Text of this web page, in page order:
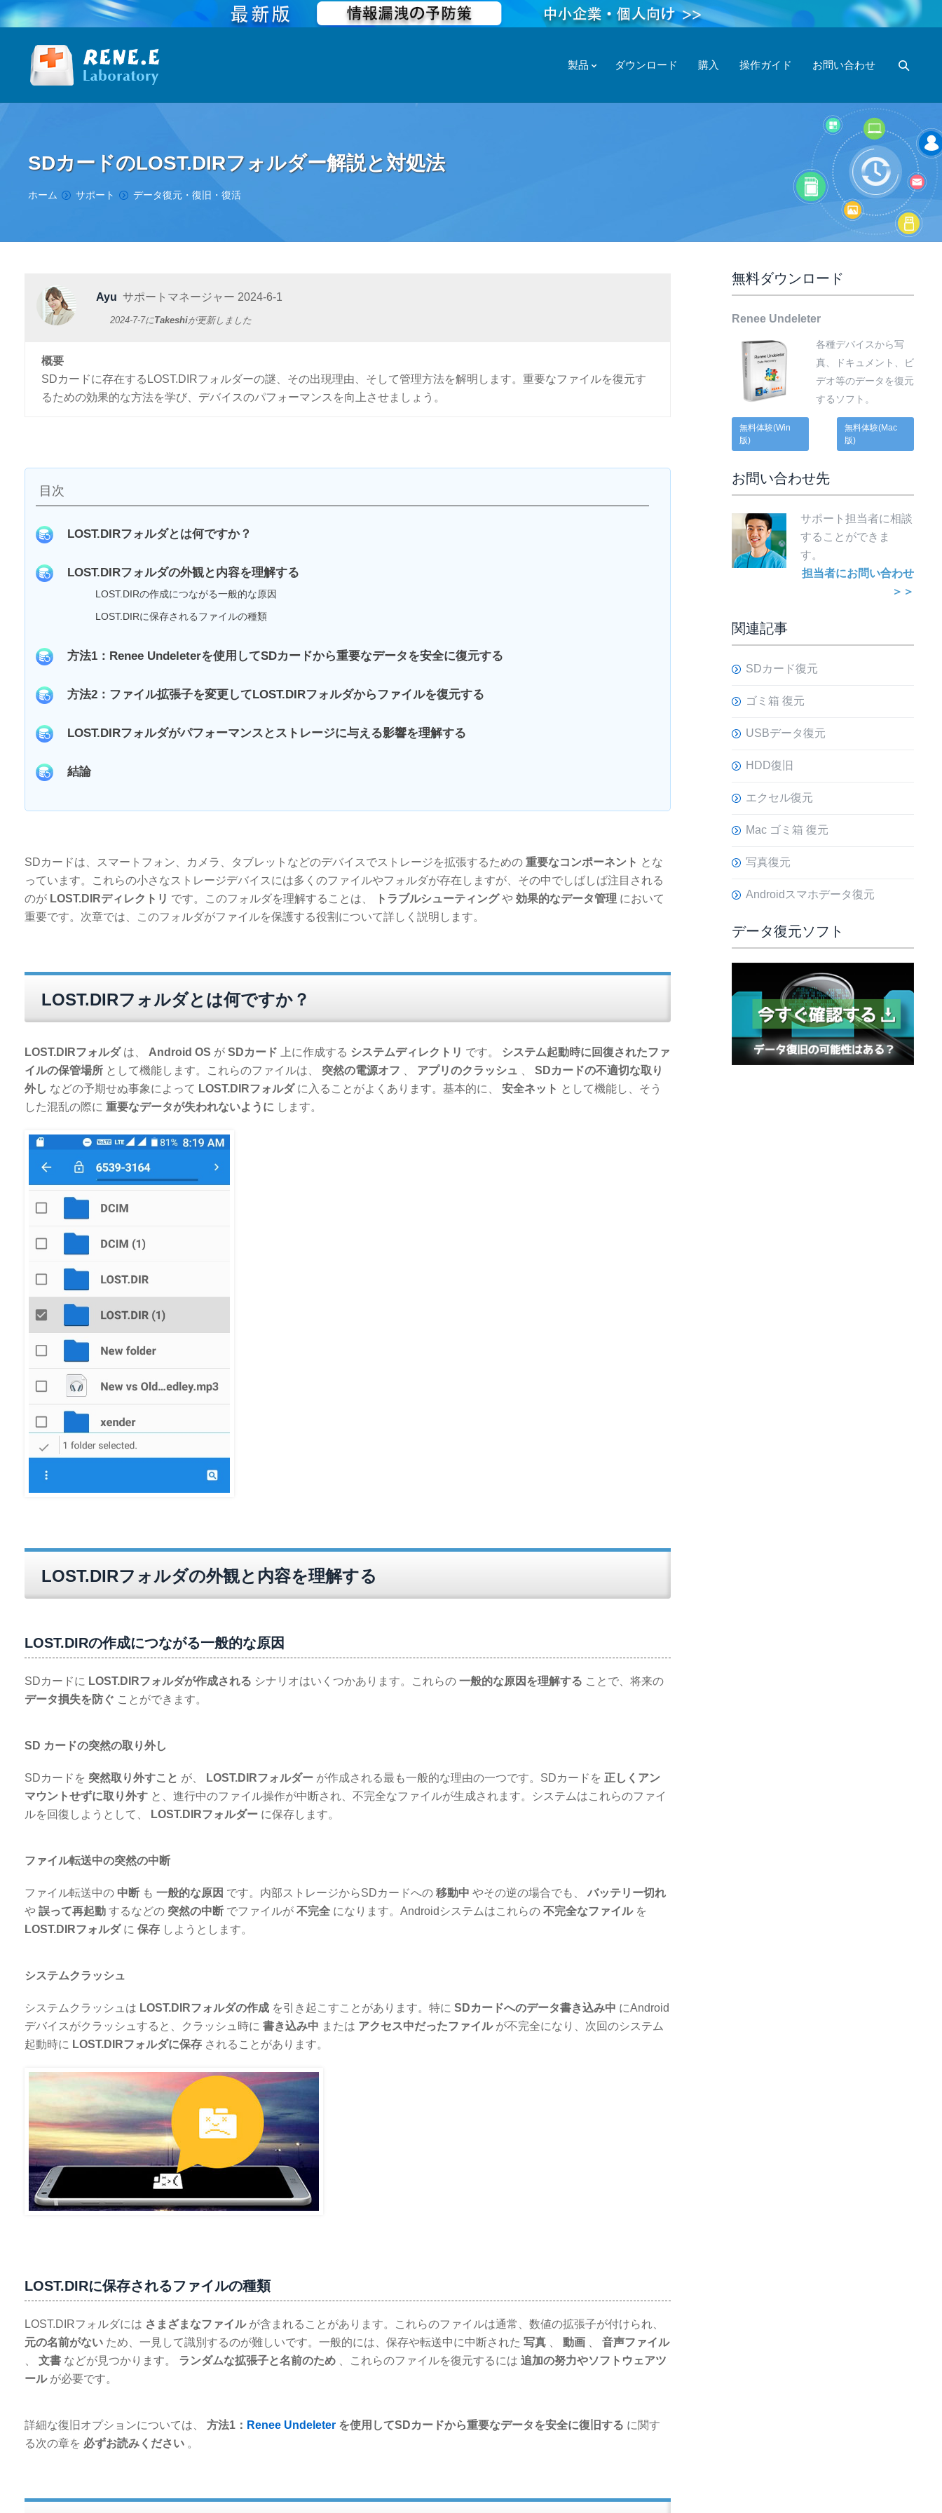
製品 ダウンロード 購入 操作ガイド お問い合わせ
SDカードのLOST.DIRフォルダー解説と対処法
You are here:
ホーム サポート データ復元・復旧・復活
Ayu サポートマネージャー 2024-6-1
2024-7-7にTakeshiが更新しました
概要
SDカードに存在するLOST.DIRフォルダーの謎、その出現理由、そして管理方法を解明します。重要なファイルを復元す
るための効果的な方法を学び、デバイスのパフォーマンスを向上させましょう。
目次
LOST.DIRフォルダとは何ですか？
LOST.DIRフォルダの外観と内容を理解する
LOST.DIRの作成につながる一般的な原因
LOST.DIRに保存されるファイルの種類
方法1：Renee Undeleterを使用してSDカードから重要なデータを安全に復元する
方法2：ファイル拡張子を変更してLOST.DIRフォルダからファイルを復元する
LOST.DIRフォルダがパフォーマンスとストレージに与える影響を理解する
結論
SDカードは、スマートフォン、カメラ、タブレットなどのデバイスでストレージを拡張するための 重要なコンポーネント とな
っています。これらの小さなストレージデバイスには多くのファイルやフォルダが存在しますが、その中でしばしば注目される
のが LOST.DIRディレクトリ です。このフォルダを理解することは、 トラブルシューティングや 効果的なデータ管理 において
重要です。次章では、このフォルダがファイルを保護する役割について詳しく説明します。
LOST.DIRフォルダとは何ですか？
LOST.DIRフォルダは、 Android OS が SDカード 上に作成する システムディレクトリ です。
システム起動時に回復されたファ
イルの保管場所 として機能します。これらのファイルは、 突然の電源オフ アプリのクラッシュ
SDカードの不適切な取り
外し などの予期せぬ事象によって LOST.DIRフォルダに入ることがよくあります。基本的に、 安全ネット として機能し、そう
した混乱の際に 重要なデータが失われないように します。
LOST.DIRフォルダの外観と内容を理解する
LOST.DIRの作成につながる一般的な原因
SDカードに LOST.DIRフォルダが作成される シナリオはいくつかあります。これらの 一般的な原因を理解する ことで、将来の
データ損失を防ぐ ことができます。
SD カードの突然の取り外し
SDカードを 突然取り外すこと が、 LOST.DIRフォルダー が作成される最も一般的な理由の一つです。SDカードを 正しくアン
マウントせずに取り外す と、進行中のファイル操作が中断され、不完全なファイルが生成されます。システムはこれらのファイ
ルを回復しようとして、
LOST.DIRフォルダー に保存します。
ファイル転送中の突然の中断
ファイル転送中の 中断 も 一般的な原因 です。内部ストレージからSDカードへの 移動中 やその逆の場合でも、 バッテリー切れ
や 誤って再起動 するなどの 突然の中断 でファイルが 不完全 になります。Androidシステムはこれらの 不完全なファイルを
LOST.DIRフォルダに 保存 しようとします。
システムクラッシュ
システムクラッシュは LOST.DIRフォルダの作成 を引き起こすことがあります。特に SDカードへのデータ書き込み中 にAndroid
デバイスがクラッシュすると、クラッシュ時に 書き込み中 または アクセス中だったファイルが不完全になり、次回のシステム
起動時に LOST.DIRフォルダに保存 されることがあります。
LOST.DIRに保存されるファイルの種類
LOST.DIRフォルダには さまざまなファイルが含まれることがあります。これらのファイルは通常、数値の拡張子が付けられ、
元の名前がない ため、一見して識別するのが難しいです。一般的には、保存や転送中に中断された 写真 動画
音声ファイル
文書 などが見つかります。 ランダムな拡張子と名前のため 、これらのファイルを復元するには 追加の努力やソフトウェアツ
ールが必要です。
詳細な復旧オプションについては、 方法1： Renee Undeleter を使用してSDカードから重要なデータを安全に復旧する に関す
る次の章を 必ずお読みください 。
無料ダウンロード
Renee Undeleter
各種デバイスから写
真、ドキュメント、ビ
デオ等のデータを復元
するソフト。
無料体験(Win
版)
無料体験(Mac
版)
お問い合わせ先
サポート担当者に相談
することができま
す。
担当者にお問い合わせ
＞＞
関連記事
SDカード復元
ゴミ箱 復元
USBデータ復元
HDD復旧
エクセル復元
Mac ゴミ箱 復元
写真復元
Androidスマホデータ復元
データ復元ソフト